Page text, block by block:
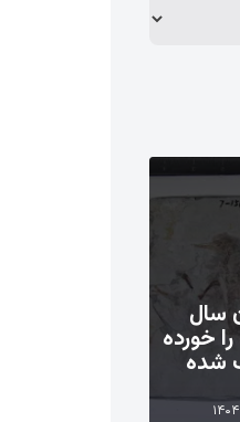
سال
را خورده
شده